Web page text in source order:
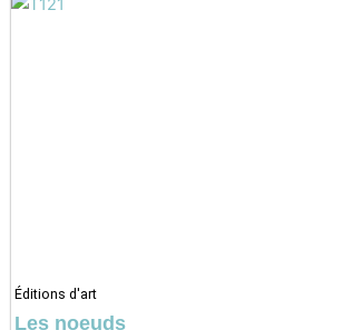
Éditions d'art
Les noeuds